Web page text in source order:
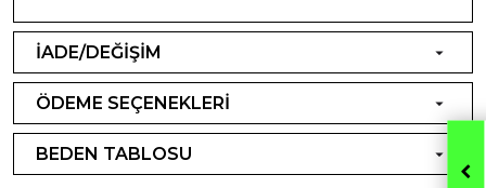
İADE/DEĞİŞİM
ÖDEME SEÇENEKLERİ
BEDEN TABLOSU